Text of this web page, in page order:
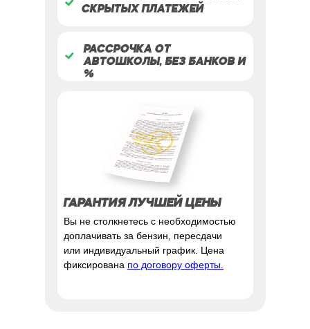
СКРЫТЫХ ПЛАТЕЖЕЙ
РАССРОЧКА ОТ
АВТОШКОЛЫ, БЕЗ БАНКОВ И
%
ГАРАНТИЯ ЛУЧШЕЙ ЦЕНЫ
Вы не столкнетесь с необходимостью
доплачивать за бензин, пересдачи
или индивидуальный график. Цена
фиксирована по договору оферты.